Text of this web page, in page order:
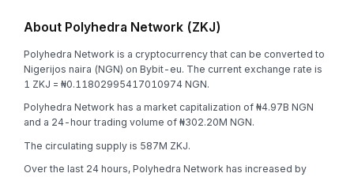
About Polyhedra Network (ZKJ)
Polyhedra Network is a cryptocurrency that can be converted to
Nigerijos naira (NGN) on Bybit-eu. The current exchange rate is
1 ZKJ = ₦0.11802995417010974 NGN.
Polyhedra Network has a market capitalization of ₦4.97B NGN
and a 24-hour trading volume of ₦302.20M NGN.
The circulating supply is 587M ZKJ.
Over the last 24 hours, Polyhedra Network has increased by